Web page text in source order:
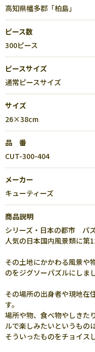
高知県幡多郡「柏島」
ピース数
300ピース
ピースサイズ
通常ピースサイズ
サイズ
26×38cm
品 番
CUT-300-404
メーカー
キューティーズ
商品説明
シリーズ・日本の都市 パ
人気の日本国内風景類に第
その土地にかかわる風景や
のをジグソーパズルにしまし
その場所の出身者や現地在
す。
場所や物、食べ物やしきた
ルで楽しみたいというもの
そういったものをチョイス